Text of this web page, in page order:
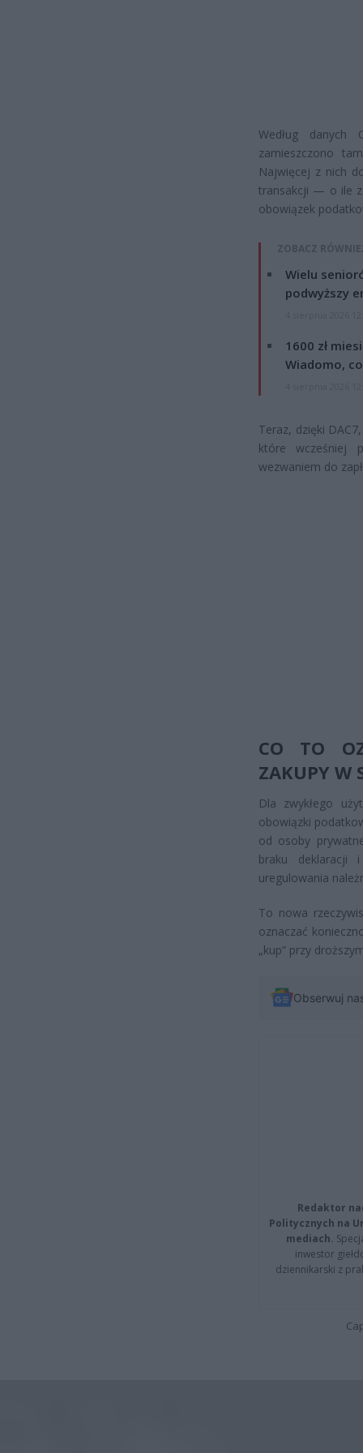
Według danych
zamieszczono
Najwięcej z nich
transakcji — o ile
obowiązek
ZOBACZ
Wielu
podwyższy
1600 zł
Wiadomo,
Teraz, dzięki
które wcześniej
wezwaniem do
CO TO
ZAKUPY W
Dla zwykłego
obowiązki
od osoby
braku deklaracji
uregulowania
To nowa
oznaczać
„kup” przy
Obserwuj
Redaktor
Politycznych na
mediach.
inwestor
dziennikarski z